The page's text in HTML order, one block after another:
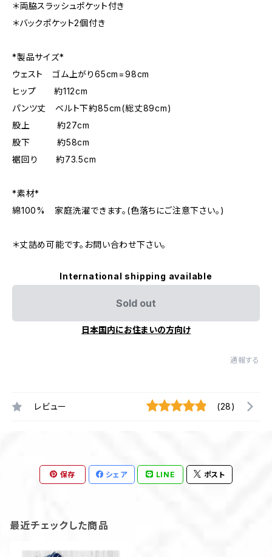
＊両脇スラッシュポケット付き
＊バックポケット2個付き
*製品サイズ*
ウェスト ゴム上がり65cm=98cm
ヒップ 約112cm
パンツ丈 ベルト下約85cm(総丈89cm)
股上 約27cm
股下 約58cm
裾回り 約73.5cm
*素材*
綿100% 家庭洗濯できます。(色落ちにご注意下さい。)
＊丈詰め可能です。お問い合わせ下さい。
International shipping available
Sold out
日本国内にお住まいの方向け
通報する
レビュー (28)
保存 シェア LINE ポスト
最近チェックした商品